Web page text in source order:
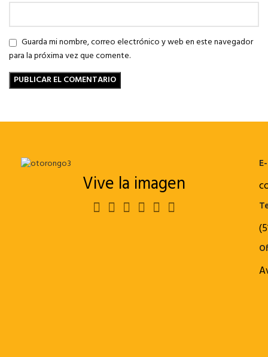
Guarda mi nombre, correo electrónico y web en este navegador
para la próxima vez que comente.
Vive la imagen